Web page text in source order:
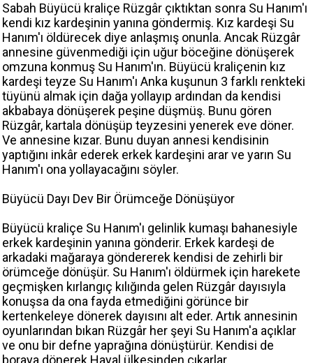
Sabah Büyücü kraliçe Rüzgâr çıktıktan sonra Su Hanım'ı
kendi kız kardeşinin yanına göndermiş. Kız kardeşi Su
Hanım'ı öldürecek diye anlaşmış onunla. Ancak Rüzgâr
annesine güvenmediği için uğur böceğine dönüşerek
omzuna konmuş Su Hanım'ın. Büyücü kraliçenin kız
kardeşi teyze Su Hanım'ı Anka kuşunun 3 farklı renkteki
tüyünü almak için dağa yollayıp ardından da kendisi
akbabaya dönüşerek peşine düşmüş. Bunu gören
Rüzgâr, kartala dönüşüp teyzesini yenerek eve döner.
Ve annesine kızar. Bunu duyan annesi kendisinin
yaptığını inkâr ederek erkek kardeşini arar ve yarın Su
Hanım'ı ona yollayacağını söyler.
Büyücü Dayı Dev Bir Örümceğe Dönüşüyor
Büyücü kraliçe Su Hanım'ı gelinlik kumaşı bahanesiyle
erkek kardeşinin yanına gönderir. Erkek kardeşi de
arkadaki mağaraya göndererek kendisi de zehirli bir
örümceğe dönüşür. Su Hanım'ı öldürmek için harekete
geçmişken kırlangıç kılığında gelen Rüzgâr dayısıyla
konuşsa da ona fayda etmediğini görünce bir
kertenkeleye dönerek dayısını alt eder. Artık annesinin
oyunlarından bıkan Rüzgâr her şeyi Su Hanım'a açıklar
ve onu bir defne yaprağına dönüştürür. Kendisi de
boraya dönerek Hayal ülkesinden çıkarlar.